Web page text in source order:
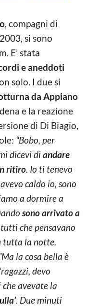
, compagni di
si sono
E’ stata
e aneddoti
solo. I due si
da Appiano
e la reazione
di Di Biagio,
“Bobo, per
dicevi diandare
ritiro. Io ti tenevo
caldo io, sono
a dormire a
sono arrivato a
tutti che pensavano
tutta la notte.
la cosa bella è
devo
avevate la
. Due minuti